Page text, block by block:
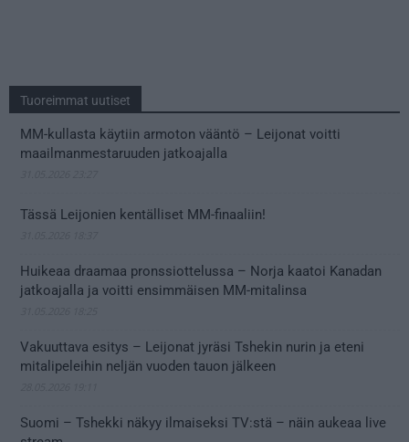
Tuoreimmat uutiset
MM-kullasta käytiin armoton vääntö – Leijonat voitti
maailmanmestaruuden jatkoajalla
Tässä Leijonien kentälliset MM-finaaliin!
Huikeaa draamaa pronssiottelussa – Norja kaatoi Kanadan
jatkoajalla ja voitti ensimmäisen MM-mitalinsa
Vakuuttava esitys – Leijonat jyräsi Tshekin nurin ja eteni
mitalipeleihin neljän vuoden tauon jälkeen
Suomi – Tshekki näkyy ilmaiseksi TV:stä – näin aukeaa live